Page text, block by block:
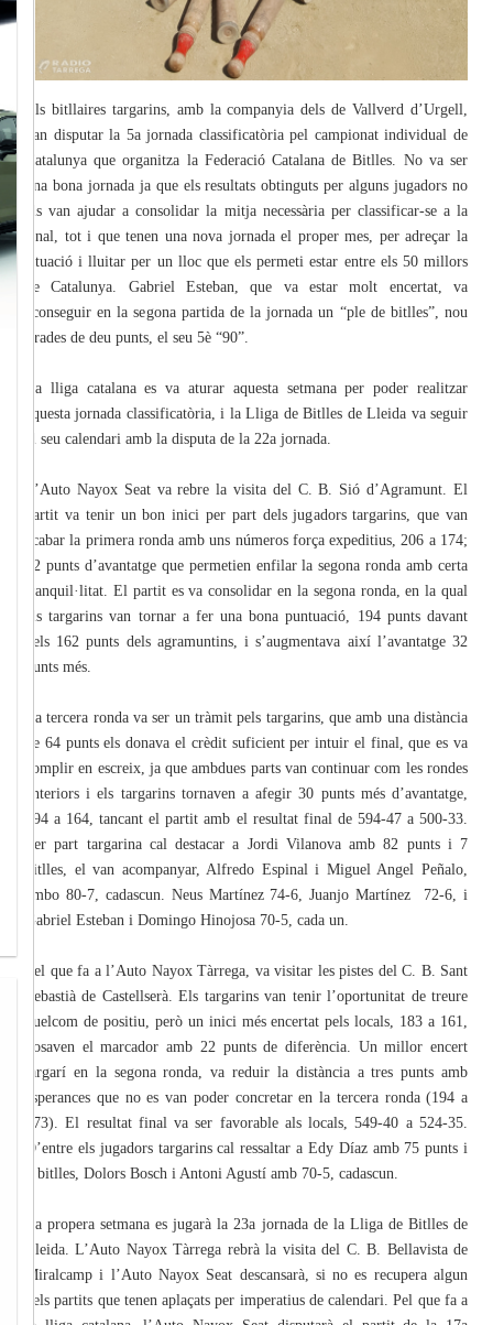
Els bitllaires targarins, amb la companyia dels de Vallverd d’Urgell,
van disputar la 5a jornada classificatòria pel campionat individual de
Catalunya que organitza la Federació Catalana de Bitlles. No va ser
una bona jornada ja que els resultats obtinguts per alguns jugadors no
els van ajudar a consolidar la mitja necessària per classificar-se a la
final, tot i que tenen una nova jornada el proper mes, per adreçar la
situació i lluitar per un lloc que els permeti estar entre els 50 millors
de Catalunya. Gabriel Esteban, que va estar molt encertat, va
aconseguir en la segona partida de la jornada un “ple de bitlles”, nou
tirades de deu punts, el seu 5è “90”.
La lliga catalana es va aturar aquesta setmana per poder realitzar
aquesta jornada classificatòria, i la Lliga de Bitlles de Lleida va seguir
el seu calendari amb la disputa de la 22a jornada.
L’Auto Nayox Seat va rebre la visita del C. B. Sió d’Agramunt. El
partit va tenir un bon inici per part dels jugadors targarins, que van
acabar la primera ronda amb uns números força expeditius, 206 a 174;
32 punts d’avantatge que permetien enfilar la segona ronda amb certa
tranquil·litat. El partit es va consolidar en la segona ronda, en la qual
els targarins van tornar a fer una bona puntuació, 194 punts davant
dels 162 punts dels agramuntins, i s’augmentava així l’avantatge 32
punts més.
La tercera ronda va ser un tràmit pels targarins, que amb una distància
de 64 punts els donava el crèdit suficient per intuir el final, que es va
complir en escreix, ja que ambdues parts van continuar com les rondes
anteriors i els targarins tornaven a afegir 30 punts més d’avantatge,
194 a 164, tancant el partit amb el resultat final de 594-47 a 500-33.
Per part targarina cal destacar a Jordi Vilanova amb 82 punts i 7
bitlles, el van acompanyar, Alfredo Espinal i Miguel Angel Peñalo,
ambo 80-7, cadascun. Neus Martínez 74-6, Juanjo Martínez 72-6, i
Gabriel Esteban i Domingo Hinojosa 70-5, cada un.
Pel que fa a l’Auto Nayox Tàrrega, va visitar les pistes del C. B. Sant
Sebastià de Castellserà. Els targarins van tenir l’oportunitat de treure
quelcom de positiu, però un inici més encertat pels locals, 183 a 161,
posaven el marcador amb 22 punts de diferència. Un millor encert
targarí en la segona ronda, va reduir la distància a tres punts amb
esperances que no es van poder concretar en la tercera ronda (194 a
173). El resultat final va ser favorable als locals, 549-40 a 524-35.
D’entre els jugadors targarins cal ressaltar a Edy Díaz amb 75 punts i
6 bitlles, Dolors Bosch i Antoni Agustí amb 70-5, cadascun.
La propera setmana es jugarà la 23a jornada de la Lliga de Bitlles de
Lleida. L’Auto Nayox Tàrrega rebrà la visita del C. B. Bellavista de
Miralcamp i l’Auto Nayox Seat descansarà, si no es recupera algun
dels partits que tenen aplaçats per imperatius de calendari. Pel que fa a